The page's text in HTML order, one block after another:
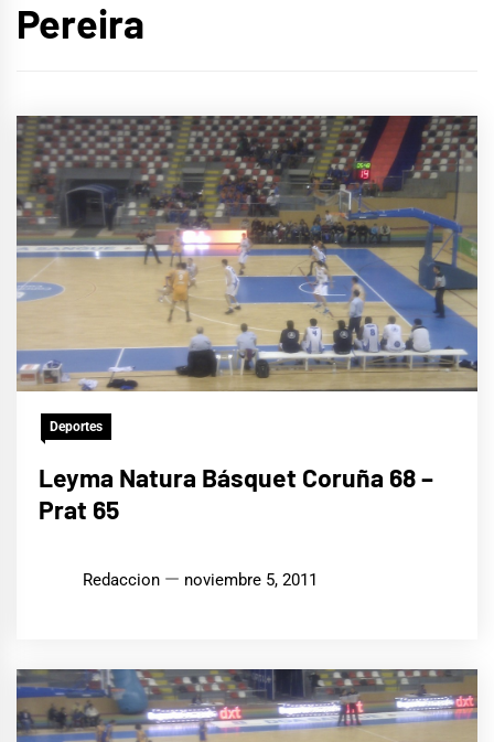
Pereira
Deportes
Leyma Natura Básquet Coruña 68 –
Prat 65
Redaccion noviembre 5, 2011